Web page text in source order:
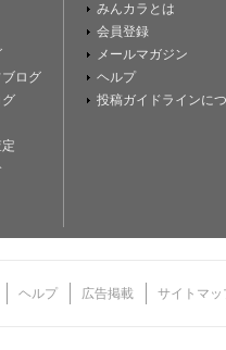
ログ
みんカラとは
会員登録
メールマガジン
ヘルプ
投稿ガイドラインに
ヘルプ 広告掲載 サイトマッ